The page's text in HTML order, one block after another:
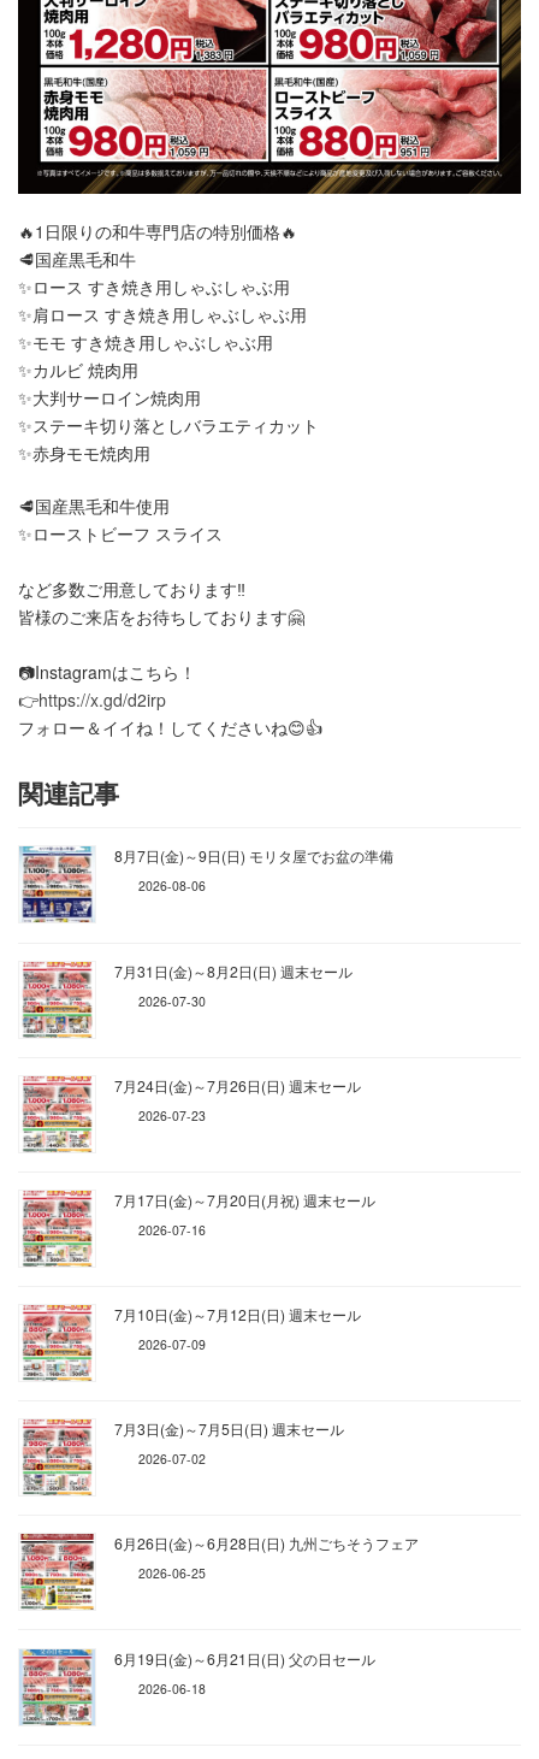
🔥1日限りの和牛専門店の特別価格🔥
🥩国産黒毛和牛
✨️ロース すき焼き用しゃぶしゃぶ用
✨️肩ロース すき焼き用しゃぶしゃぶ用
✨️モモ すき焼き用しゃぶしゃぶ用
✨️カルビ 焼肉用
✨️大判サーロイン焼肉用
✨️ステーキ切り落としバラエティカット
✨️赤身モモ焼肉用
🥩国産黒毛和牛使用
✨️ローストビーフ スライス
など多数ご用意しております‼️
皆様のご来店をお待ちしております🤗
📷️Instagramはこちら！
👉️https://x.gd/d2irp
フォロー＆イイね！してくださいね😊👍️
関連記事
8月7日(金)～9日(日) モリタ屋でお盆の準備
2026-08-06
7月31日(金)～8月2日(日) 週末セール
2026-07-30
7月24日(金)～7月26日(日) 週末セール
2026-07-23
7月17日(金)～7月20日(月祝) 週末セール
2026-07-16
7月10日(金)～7月12日(日) 週末セール
2026-07-09
7月3日(金)～7月5日(日) 週末セール
2026-07-02
6月26日(金)～6月28日(日) 九州ごちそうフェア
2026-06-25
6月19日(金)～6月21日(日) 父の日セール
2026-06-18